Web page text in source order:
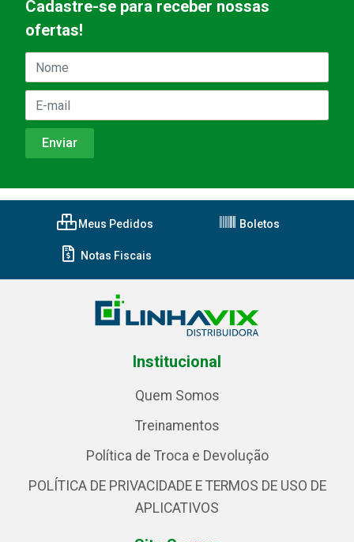
Cadastre-se para receber nossas
ofertas!
Meus Pedidos Boletos
Notas Fiscais
Institucional
Quem Somos
Treinamentos
Política de Troca e Devolução
POLÍTICA DE PRIVACIDADE E TERMOS DE USO DE
APLICATIVOS